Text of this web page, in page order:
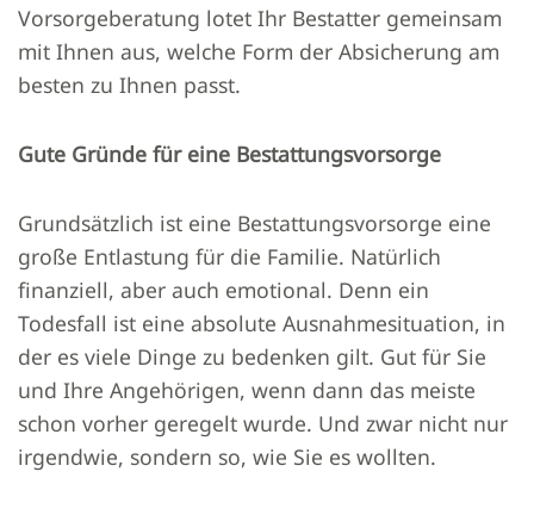
Vorsorgeberatung lotet Ihr Bestatter gemeinsam
mit Ihnen aus, welche Form der Absicherung am
besten zu Ihnen passt.
Gute Gründe für eine Bestattungsvorsorge
Grundsätzlich ist eine Bestattungsvorsorge eine
große Entlastung für die Familie. Natürlich
finanziell, aber auch emotional. Denn ein
Todesfall ist eine absolute Ausnahmesituation, in
der es viele Dinge zu bedenken gilt. Gut für Sie
und Ihre Angehörigen, wenn dann das meiste
schon vorher geregelt wurde. Und zwar nicht nur
irgendwie, sondern so, wie Sie es wollten.